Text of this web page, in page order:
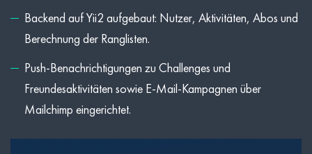
Backend auf Yii2 aufgebaut: Nutzer, Aktivitäten, Abos und
Berechnung der Ranglisten.
Push-Benachrichtigungen zu Challenges und
Freundesaktivitäten sowie E-Mail-Kampagnen über
Mailchimp eingerichtet.